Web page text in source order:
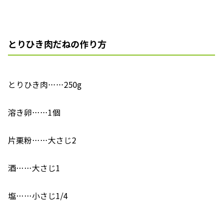
とりひき肉だねの作り方
とりひき肉……250g
溶き卵……1個
片栗粉……大さじ2
酒……大さじ1
塩……小さじ1/4